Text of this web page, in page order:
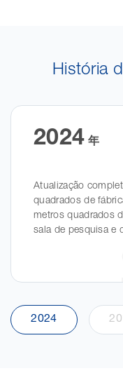
História
2024 年
Atualização
quadrados de
metros quadrados
sala de pesquisa e
2024